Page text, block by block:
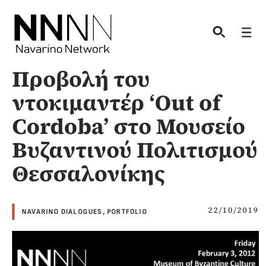
content
Προβολή του
ντοκιμαντέρ ‘Out of
Cordoba’ στο Μουσείο
Βυζαντινού Πολιτισμού
Θεσσαλονίκης
NAVARINO DIALOGUES ,PORTFOLIO 22/10/2019